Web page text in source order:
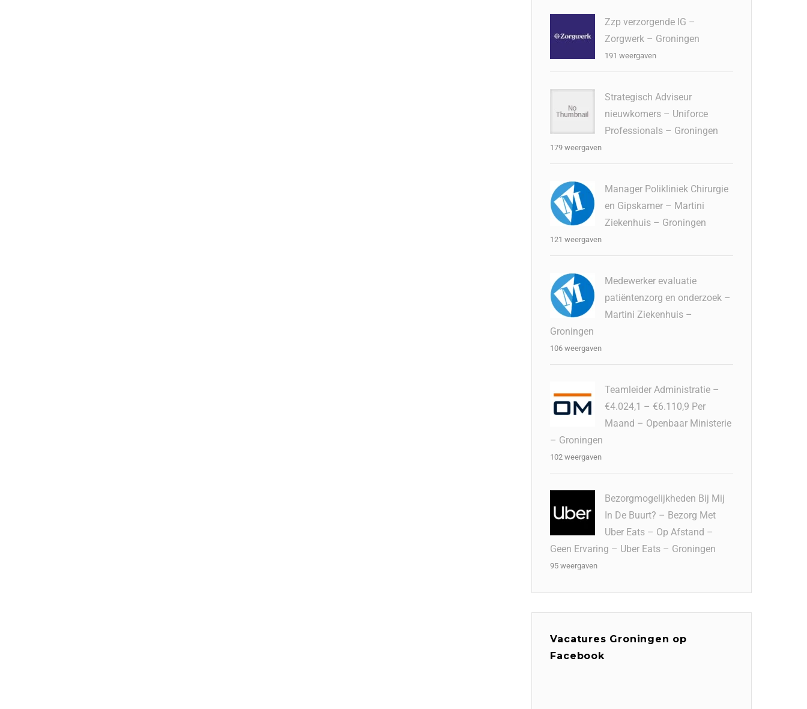
Zzp verzorgende IG –
Zorgwerk – Groningen
191 weergaven
Strategisch Adviseur
nieuwkomers – Uniforce
Professionals – Groningen
179 weergaven
Manager Polikliniek Chirurgie
en Gipskamer – Martini
Ziekenhuis – Groningen
121 weergaven
Medewerker evaluatie
patiëntenzorg en onderzoek –
Martini Ziekenhuis –
Groningen
106 weergaven
Teamleider Administratie –
€4.024,1 – €6.110,9 Per
Maand – Openbaar Ministerie
– Groningen
102 weergaven
Bezorgmogelijkheden Bij Mij
In De Buurt? – Bezorg Met
Uber Eats – Op Afstand –
Geen Ervaring – Uber Eats – Groningen
95 weergaven
Vacatures Groningen op
Facebook